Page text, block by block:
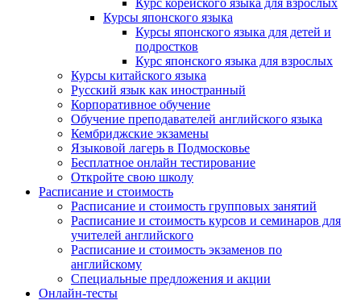
Курсы японского языка
Курсы японского языка для детей и
подростков
Курс японского языка для взрослых
Курсы китайского языка
Русский язык как иностранный
Корпоративное обучение
Обучение преподавателей английского языка
Кембриджские экзамены
Языковой лагерь в Подмосковье
Бесплатное онлайн тестирование
Откройте свою школу
Расписание и стоимость
Расписание и стоимость групповых занятий
Расписание и стоимость курсов и семинаров для
учителей английского
Расписание и стоимость экзаменов по
английскому
Специальные предложения и акции
Онлайн-тесты